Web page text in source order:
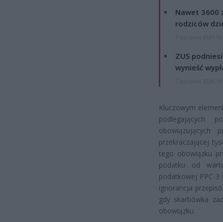
Nawet 3600
rodziców
ZUS
wynieść
Kluczowym
podlegających
obowiązujących
przekraczającej
tego obowiązku
podatku od
podatkowej PPC-
ignorancja
gdy skarbówka
obowiązku.